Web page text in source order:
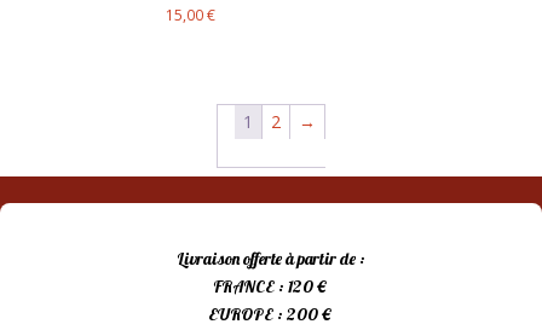
15,00€
1 2 →
Livraison offerte à partir de :
FRANCE : 120 €
EUROPE : 200 €